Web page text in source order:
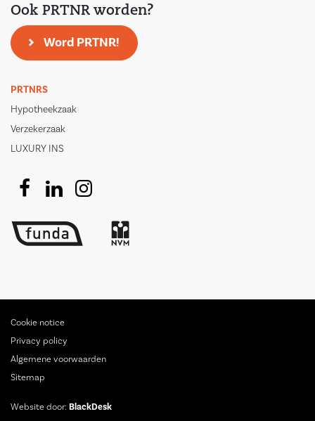
Ook PRTNR worden?
Word PRTNR!
PRTNRS
Hypotheekzaak
Verzekerzaak
LUXURY INS
Website door: BlackDesk
Cookie notice
Privacy policy
Algemene voorwaarden
Sitemap